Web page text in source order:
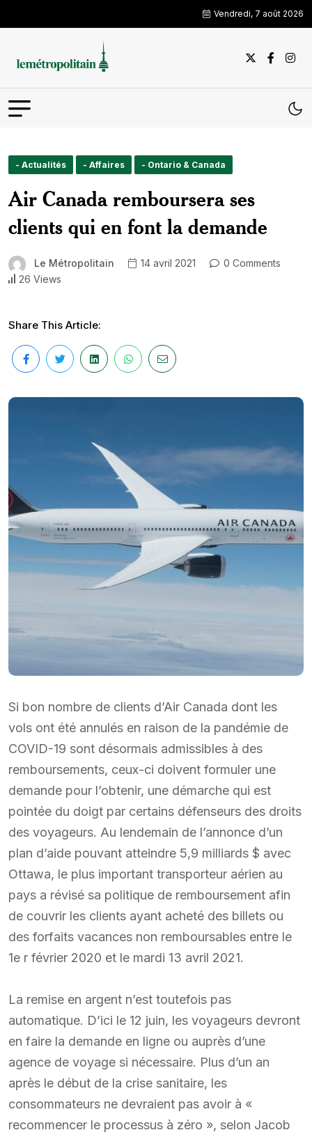
Vendredi, 7 août 2026
- Actualités - Affaires - Ontario & Canada
Air Canada remboursera ses
clients qui en font la demande
Le Métropolitain 14 avril 2021
0 Comments
26 Views
Share This Article:
Si bon nombre de clients d’Air Canada dont les
vols ont été annulés en raison de la pandémie de
COVID-19 sont désormais admissibles à des
remboursements, ceux-ci doivent formuler une
demande pour l’obtenir, une démarche qui est
pointée du doigt par certains défenseurs des droits
des voyageurs. Au lendemain de l’annonce d’un
plan d’aide pouvant atteindre 5,9 milliards $ avec
Ottawa, le plus important transporteur aérien au
pays a révisé sa politique de remboursement afin
de couvrir les clients ayant acheté des billets ou
des forfaits vacances non remboursables entre le
1e r février 2020 et le mardi 13 avril 2021.
La remise en argent n’est toutefois pas
automatique. D’ici le 12 juin, les voyageurs devront
en faire la demande en ligne ou auprès d’une
agence de voyage si nécessaire. Plus d’un an
après le début de la crise sanitaire, les
consommateurs ne devraient pas avoir à «
recommencer le processus à zéro », selon Jacob